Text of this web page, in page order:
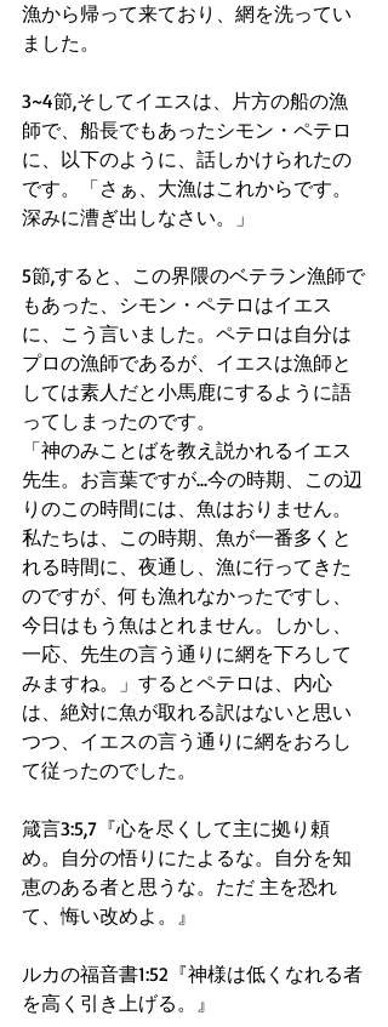
漁から帰って来ており、網を洗ってい
ました。
3~4節,そしてイエスは、片方の船の漁
師で、船長でもあったシモン・ペテロ
に、以下のように、話しかけられたの
です。「さぁ、大漁はこれからです。
深みに漕ぎ出しなさい。」
5節,すると、この界隈のベテラン漁師で
もあった、シモン・ペテロはイエス
に、こう言いました。ペテロは自分は
プロの漁師であるが、イエスは漁師と
しては素人だと小馬鹿にするように語
ってしまったのです。
「神のみことばを教え説かれるイエス
先生。お言葉ですが...今の時期、この辺
りのこの時間には、魚はおりません。
私たちは、この時期、魚が一番多くと
れる時間に、夜通し、漁に行ってきた
のですが、何も漁れなかったですし、
今日はもう魚はとれません。しかし、
一応、先生の言う通りに網を下ろして
みますね。」するとペテロは、内心
は、絶対に魚が取れる訳はないと思い
つつ、イエスの言う通りに網をおろし
て従ったのでした。
箴言3:5,7『心を尽くして主に拠り頼
め。自分の悟りにたよるな。自分を知
恵のある者と思うな。ただ 主を恐れ
て、悔い改めよ。』
ルカの福音書1:52『神様は低くなれる者
を高く引き上げる。』